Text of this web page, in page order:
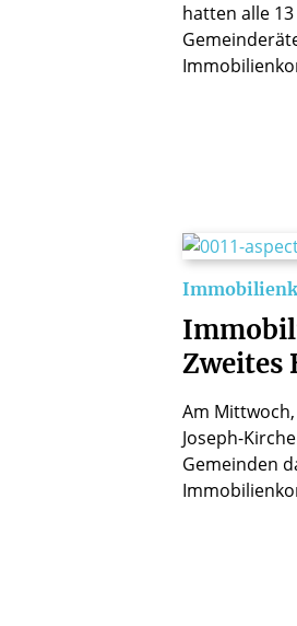
hatten alle
Zweites
Am
Joseph-
Gemeinden